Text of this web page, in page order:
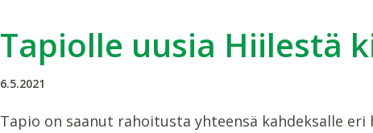
Tapiolle uusia Hiilestä
6.5.2021
Tapio on saanut rahoitusta yhteensä kahdeksalle